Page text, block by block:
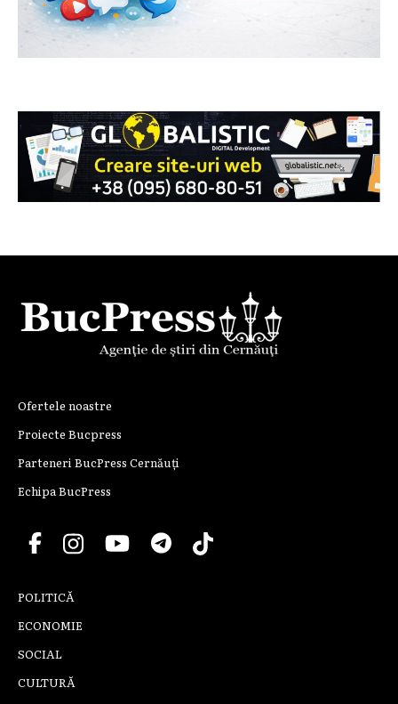
Ofertele noastre
Proiecte Bucpress
Parteneri BucPress Cernăuți
Echipa BucPress
POLITICĂ
ECONOMIE
SOCIAL
CULTURĂ